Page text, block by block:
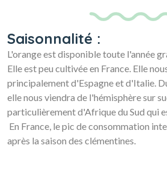
Saisonnalité :
L'orange est disponible toute l'année
Elle est peu cultivée en France. Elle
principalement d'Espagne et d'Italie.
elle nous viendra de l'hémisphère sur
particulièrement d'Afrique du Sud qui
En France, le pic de consommation
après la saison des clémentines.